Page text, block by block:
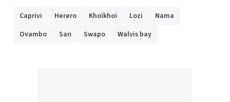
Caprivi Herero Khoïkhoï Lozi
Nama
Ovambo
San Swapo Walvis bay